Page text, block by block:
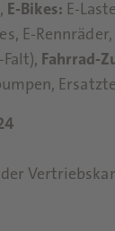
E-Bikes: E-
E-Rennräder,
Falt), Fahrrad-